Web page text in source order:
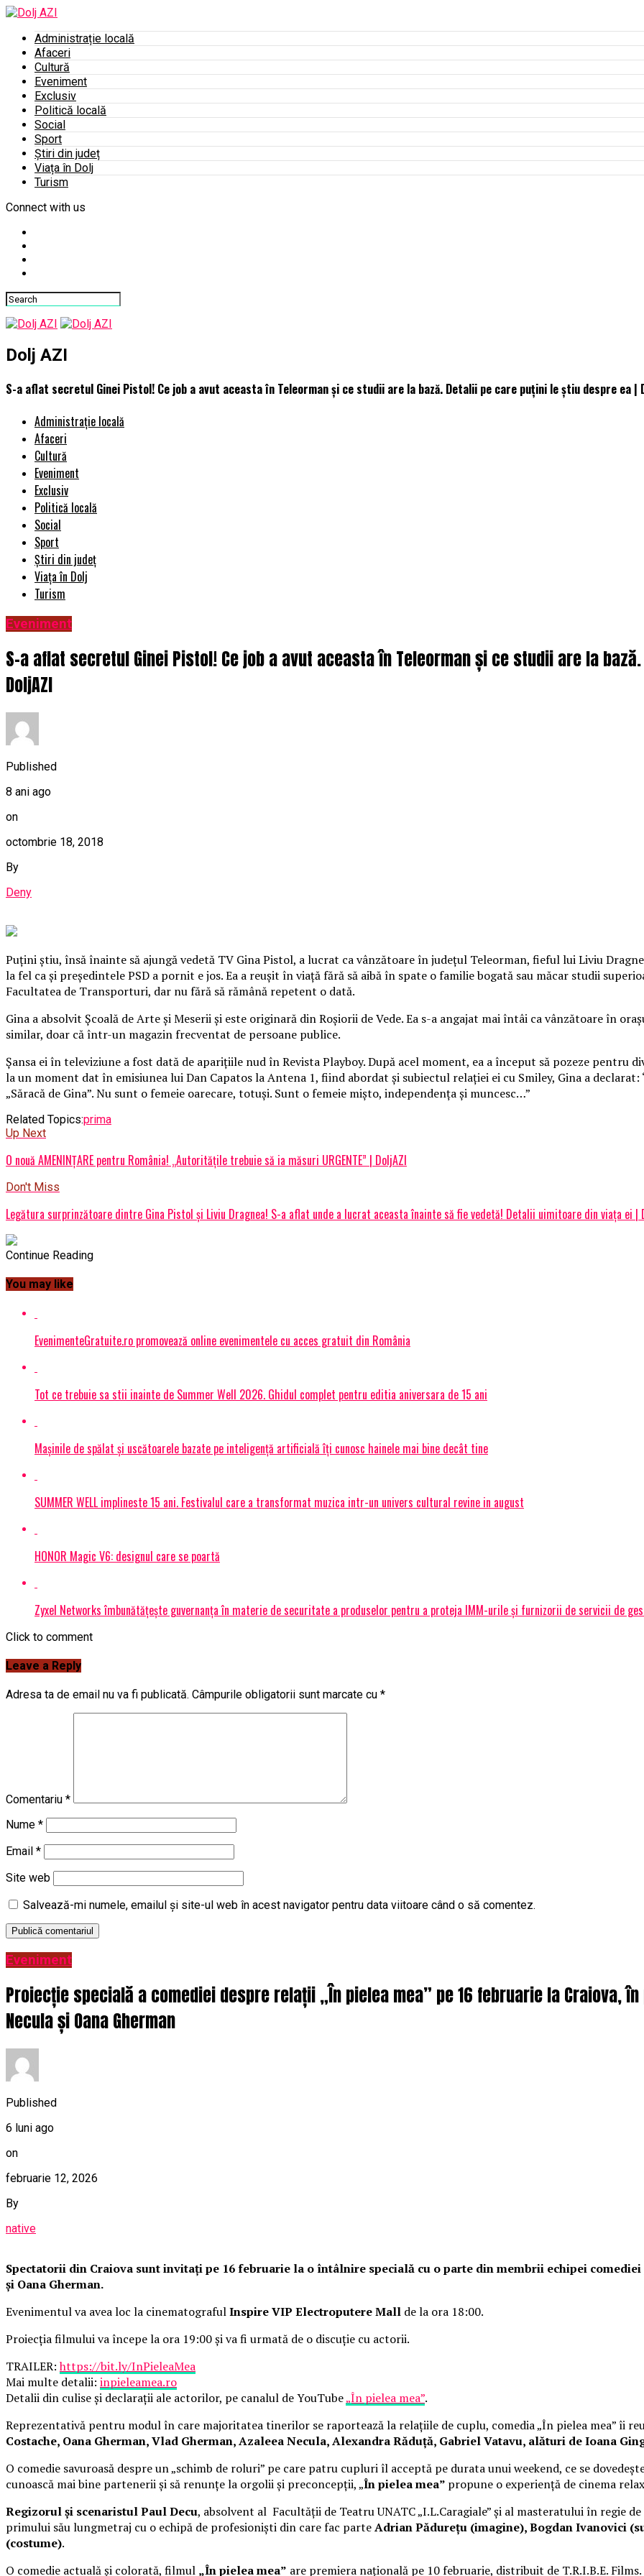
Administrație locală
Afaceri
Cultură
Eveniment
Exclusiv
Politică locală
Social
Sport
Știri din județ
Viața în Dolj
Turism
Connect with us
Dolj AZI
S-a aflat secretul Ginei Pistol! Ce job a avut aceasta în Teleorman și ce studii are la bază. Detalii pe care puțini le știu despre ea |
Administrație locală
Afaceri
Cultură
Eveniment
Exclusiv
Politică locală
Social
Sport
Știri din județ
Viața în Dolj
Turism
Eveniment
S-a aflat secretul Ginei Pistol! Ce job a avut aceasta în Teleorman și ce studii are la
DoljAZI
Published
8 ani ago
on
octombrie 18, 2018
By
Deny
Puţini ştiu, însă înainte să ajungă vedetă TV Gina Pistol, a lucrat ca vânzătoare în judeţul Teleorman, fieful lui Liviu
la fel ca şi preşedintele PSD a pornit e jos. Ea a reuşit în viaţă fără să aibă în spate o familie bogată sau măcar studii
Facultatea de Transporturi, dar nu fără să rămână repetent o dată.
Gina a absolvit Școală de Arte şi Meserii şi este originară din Roşiorii de Vede. Ea s-a angajat mai întâi ca vânzătoare în
similar, doar că într-un magazin frecventat de persoane publice.
Șansa ei în televiziune a fost dată de apariţiile nud în Revista Playboy. După acel moment, ea a început să pozeze pentru
la un moment dat în emisiunea lui Dan Capatos la Antena 1, fiind abordat şi subiectul relaţiei ei cu Smiley, Gina a
„Săracă de Gina”. Nu sunt o femeie oarecare, totuşi. Sunt o femeie mişto, independenţa şi muncesc…”
Related Topics:prima
Up Next
O nouă AMENINȚARE pentru România! „Autorităţile trebuie să ia măsuri URGENTE” | DoljAZI
Don't Miss
Legătura surprinzătoare dintre Gina Pistol și Liviu Dragnea! S-a aflat unde a lucrat aceasta înainte să fie vedetă! Detalii uimitoare din viața ei |
Continue Reading
You may like
EvenimenteGratuite.ro promovează online evenimentele cu acces gratuit din România
Tot ce trebuie sa stii inainte de Summer Well 2026. Ghidul complet pentru editia aniversara de 15 ani
Mașinile de spălat și uscătoarele bazate pe inteligență artificială îți cunosc hainele mai bine decât tine
SUMMER WELL implineste 15 ani. Festivalul care a transformat muzica intr-un univers cultural revine in august
HONOR Magic V6: designul care se poartă
Zyxel Networks îmbunătățește guvernanța în materie de securitate a produselor pentru a proteja IMM-urile și furnizorii de servicii de
Click to comment
Leave a Reply
Adresa ta de email nu va fi publicată. Câmpurile obligatorii sunt marcate cu *
Comentariu *
Nume *
Email *
Site web
Salvează-mi numele, emailul și site-ul web în acest navigator pentru data viitoare când o să comentez.
Eveniment
Proiecție specială a comediei despre relații „În pielea mea” pe 16 februarie la Craiova,
Necula și Oana Gherman
Published
6 luni ago
on
februarie 12, 2026
By
native
Spectatorii din Craiova sunt invitați pe 16 februarie la o întâlnire specială cu o parte din membrii echipei
și Oana Gherman.
Evenimentul va avea loc la cinematografulInspire VIP Electroputere Mall de la ora 18:00.
Proiecția filmului va începe la ora 19:00 și va fi urmată de o discuție cu actorii.
TRAILER:https://bit.ly/InPieleaMea
Mai multe detalii: inpieleamea.ro
Detalii din culise și declarații ale actorilor, pe canalul de YouTube„În pielea mea”.
Reprezentativă pentru modul în care majoritatea tinerilor se raportează la relațiile de cuplu, comedia „În pielea mea” îi
Costache, Oana Gherman, Vlad Gherman, Azaleea Necula, Alexandra Răduță, Gabriel Vatavu, alături de Ioana
O comedie savuroasă despre un „schimb de roluri” pe care patru cupluri îl acceptă pe durata unui weekend, ce se
cunoască mai bine partenerii și să renunțe la orgolii și preconcepții, „În pielea mea” propune o experiență de cinema
Regizorul și scenaristul Paul Decu, absolvent al Facultății de Teatru UNATC „I.L.Caragiale” și al masteratului în regie
primului său lungmetraj cu o echipă de profesioniști din care fac parteAdrian Pădurețu (imagine), Bogdan Ivanovici
(costume).
O comedie actuală și colorată, filmul „În pielea mea” are premiera națională pe 10 februarie, distribuit de T.R.I.B.E. Films.